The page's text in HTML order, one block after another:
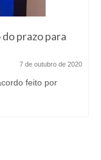
prazo para
7 de outubro de 2020
feito por